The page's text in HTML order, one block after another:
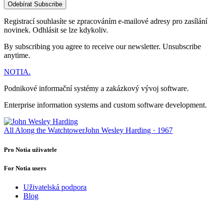
Odebírat Subscribe
Registrací souhlasíte se zpracováním e-mailové adresy pro zasílání
novinek. Odhlásit se lze kdykoliv.
By subscribing you agree to receive our newsletter. Unsubscribe
anytime.
NOTIA.
Podnikové informační systémy a zakázkový vývoj software.
Enterprise information systems and custom software development.
All Along the WatchtowerJohn Wesley Harding · 1967
Pro Notia uživatele
For Notia users
Uživatelská podpora
Blog